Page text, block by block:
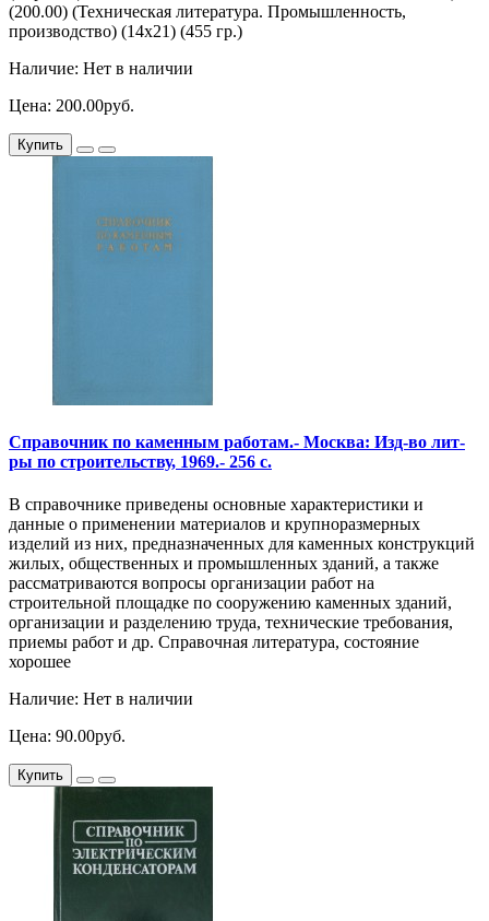
(200.00) (Техническая литература. Промышленность,
производство) (14х21) (455 гр.)
Наличие: Нет в наличии
Цена: 200.00руб.
Купить
Справочник по каменным работам.- Москва: Изд-во лит-
ры по строительству, 1969.- 256 с.
В справочнике приведены основные характеристики и
данные о применении материалов и крупноразмерных
изделий из них, предназначенных для каменных конструкций
жилых, общественных и промышленных зданий, а также
рассматриваются вопросы организации работ на
строительной площадке по сооружению каменных зданий,
организации и разделению труда, технические требования,
приемы работ и др. Справочная литература, состояние
хорошее
Наличие: Нет в наличии
Цена: 90.00руб.
Купить